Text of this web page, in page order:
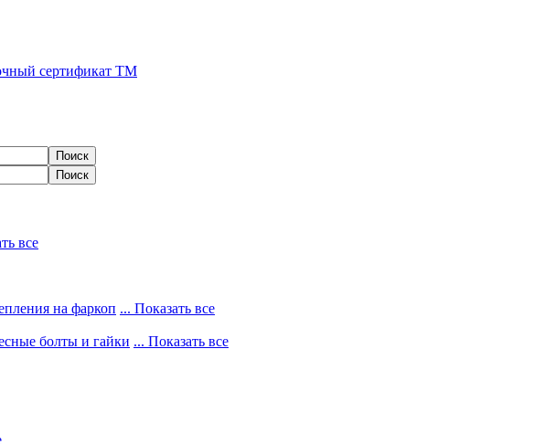
сертификат ТМ
все
на фаркоп ... Показать все
болты и гайки ... Показать все